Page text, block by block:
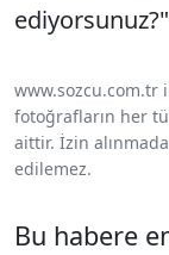
ediyorsunuz?"
www.sozcu.com.tr
fotoğrafların her
aittir. İzin
edilemez.
Bu habere